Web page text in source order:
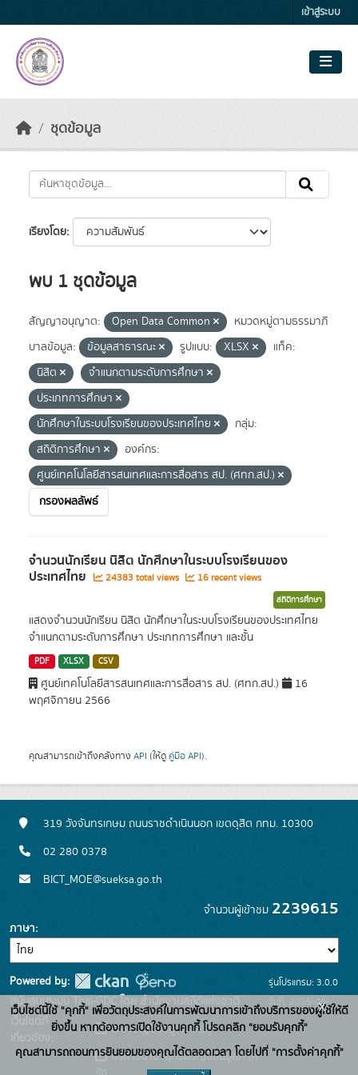
เข้าสู่ระบบ
ชุดข้อมูล
เรียงโดย
พบ 1 ชุดข้อมูล
สัญญาอนุญาต: Open Data Common
หมวดหมู่ตามธรรมาภิ
บาลข้อมูล:
ข้อมูลสาธารณะ รูปแบบ: XLSX
แท็ค:
นิสิต
จำแนกตามระดับการศึกษา
ประเภทการศึกษา
นักศึกษาในระบบโรงเรียนของประเทศไทย
กลุ่ม:
สถิติการศึกษา
องค์กร:
ศูนย์เทคโนโลยีสารสนเทศและการสื่อสาร สป. (ศทก.สป.)
กรองผลลัพธ์
จำนวนนักเรียน นิสิต นักศึกษาในระบบโรงเรียนของ
ประเทศไทย 24383 total views 16 recent views
สถิติการศึกษา
แสดงจำนวนนักเรียน นิสิต นักศึกษาในระบบโรงเรียนของประเทศไทย
จำแนกตามระดับการศึกษา ประเภทการศึกษา และชั้น
PDF XLSX CSV
ศูนย์เทคโนโลยีสารสนเทศและการสื่อสาร สป. (ศทก.สป.)
16
พฤศจิกายน 2566
คุณสามารถเข้าถึงคลังทาง API (ให้ดู คู่มือ API).
319 วังจันทรเกษม ถนนราชดำเนินนอก เขตดุสิต กทม. 10300
02 280 0378
BICT_MOE@sueksa.go.th
จำนวนผู้เข้าชม 2239615
ภาษา
Powered by:
สนับสนุนระบบ Thai-GDC โดย สำนักงานสถิติแห่งชาติ
เว็บไซต์ที่
เกี่ยวข้อง:
ระบบบัญชีข้อมูลภาครัฐ
บริการนามานุกรมบัญชีข้อมูลภาค
รุ่นโปรแกรม: 3.0.0
วันที่: 2025-06-
26
เว็บไซต์นี้ใช้ "คุกกี้" เพื่อวัตถุประสงค์ในการพัฒนาการเข้าถึงบริการของผู้ใช้ให้ดี
ยิ่งขึ้น หากต้องการเปิดใช้งานคุกกี้ โปรดคลิก "ยอมรับคุกกี้"
คุณสามารถถอนการยินยอมของคุณได้ตลอดเวลา โดยไปที่ "การตั้งค่าคุกกี้"
x